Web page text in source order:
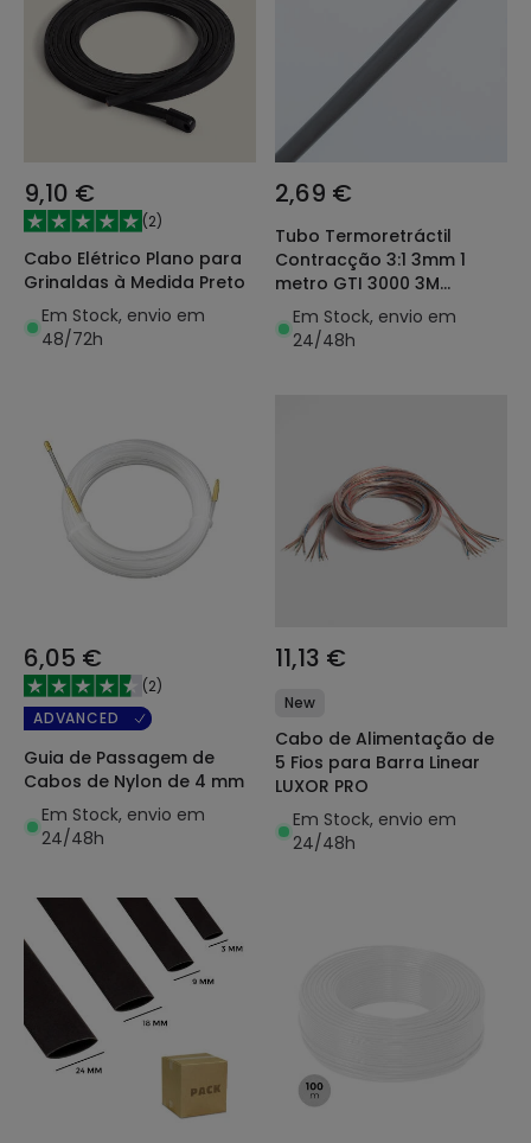
9,10 €
(2)
Cabo Elétrico Plano para
Grinaldas à Medida Preto
Em Stock, envio em
48/72h
2,69 €
Tubo Termoretráctil
Contracção 3:1 3mm 1
metro GTI 3000 3M
7000037657
Em Stock, envio em
24/48h
6,05 €
(2)
ADVANCED
Guia de Passagem de
Cabos de Nylon de 4 mm
Em Stock, envio em
24/48h
11,13 €
New
Cabo de Alimentação de
5 Fios para Barra Linear
LUXOR PRO
Em Stock, envio em
24/48h